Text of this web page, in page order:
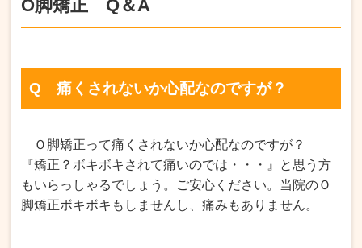
O脚矯正 Q＆A
Q 痛くされないか心配なのですが？
Ｏ脚矯正って痛くされないか心配なのですが？
『矯正？ボキボキされて痛いのでは・・・』と思う方
もいらっしゃるでしょう。ご安心ください。 当院のＯ
脚矯正ボキボキもしませんし、痛みもありません。